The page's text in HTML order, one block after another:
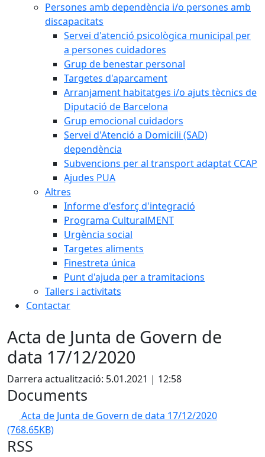
Persones amb dependència i/o persones amb
discapacitats
Servei d'atenció psicològica municipal per
a persones cuidadores
Grup de benestar personal
Targetes d'aparcament
Arranjament habitatges i/o ajuts tècnics de
Diputació de Barcelona
Grup emocional cuidadors
Servei d'Atenció a Domicili (SAD)
dependència
Subvencions per al transport adaptat CCAP
Ajudes PUA
Altres
Informe d'esforç d'integració
Programa CulturalMENT
Urgència social
Targetes aliments
Finestreta única
Punt d'ajuda per a tramitacions
Tallers i activitats
Contactar
Acta de Junta de Govern de
data 17/12/2020
Darrera actualització: 5.01.2021 | 12:58
Documents
Acta de Junta de Govern de data 17/12/2020
(768.65KB)
RSS